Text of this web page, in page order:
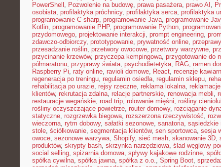
PowerShell , Pozwolenie na budowę, prawa pasażera, prawo AI ,
osobista, profilaktyka próchnicy, profilaktyka serca, profilaktyka
programowanie C sharp, programowanie Java, programowanie
Kotlin, programowanie PHP, programowanie Python,
przydomowego, projektowanie interakcji, prompt engineering,
zdawczo-odbiorczy, prototypowanie, prywatność online,
przesadzanie roślin, przetwory owocowe, przetwory warzywne,
przycinanie krzewów, przyczepa kempingowa, przygotowanie do
półmaratonu, przyprawy świata, psychodietetyka, RAG, ramen
Raspberry Pi, raty online, ravioli domowe, React, recenzje
regeneracja po treningu, regulamin osiedla, regulamin sklepu,
rehabilitacja po urazie, rejsy rzeczne, reklama lokalna, reklamacje
klientów, rekrutacja zdalna, relacje partnerskie, renowacja mebli,
restauracje wegańskie, road trip, rolowanie mięśni, rośliny
rośliny oczyszczające powietrze, router domowy, rozciąganie
statyczne, rozgrzewka biegowa, rozszerzona rzeczywistość,
wieczorna, rytm dobowy, sałatki sezonowe, sanatoria, sąsiedzkie
stole, ściółkowanie, segmentacja klientów, sen sportowca, sesja
owoce, sezonowe warzywa, Shopify, sieć mesh, skanowanie 3D,
produktów, skrypty bash, skrzynka narzędziowa, ślad węglowy
social selling, spiżarnia domowa, spływy kajakowe rodzinne,
spółka cywilna, spółka jawna, spółka z o.o., Spring Boot,